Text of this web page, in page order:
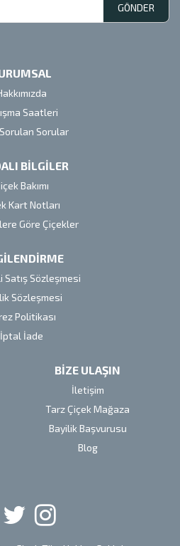
GÖNDER
Saatleri
Sorulan Sorular
BİLGİLER
Bakımı
Kart Notları
Göre Çiçekler
Sözleşmesi
Sözleşmesi
Politikası
İptal İade
BİZE ULAŞIN
İletişim
Tarz Çiçek Mağaza
Bayilik Başvurusu
Blog